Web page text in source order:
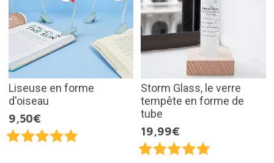
Liseuse en forme
d'oiseau
9,50€
Storm Glass, le verre
tempête en forme de
tube
19,99€